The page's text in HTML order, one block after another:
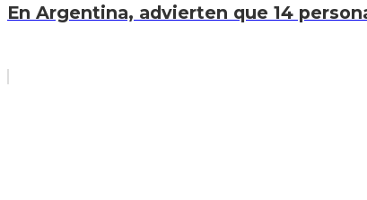
En Argentina, advierten que 14